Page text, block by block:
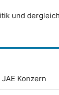
und
Konzern